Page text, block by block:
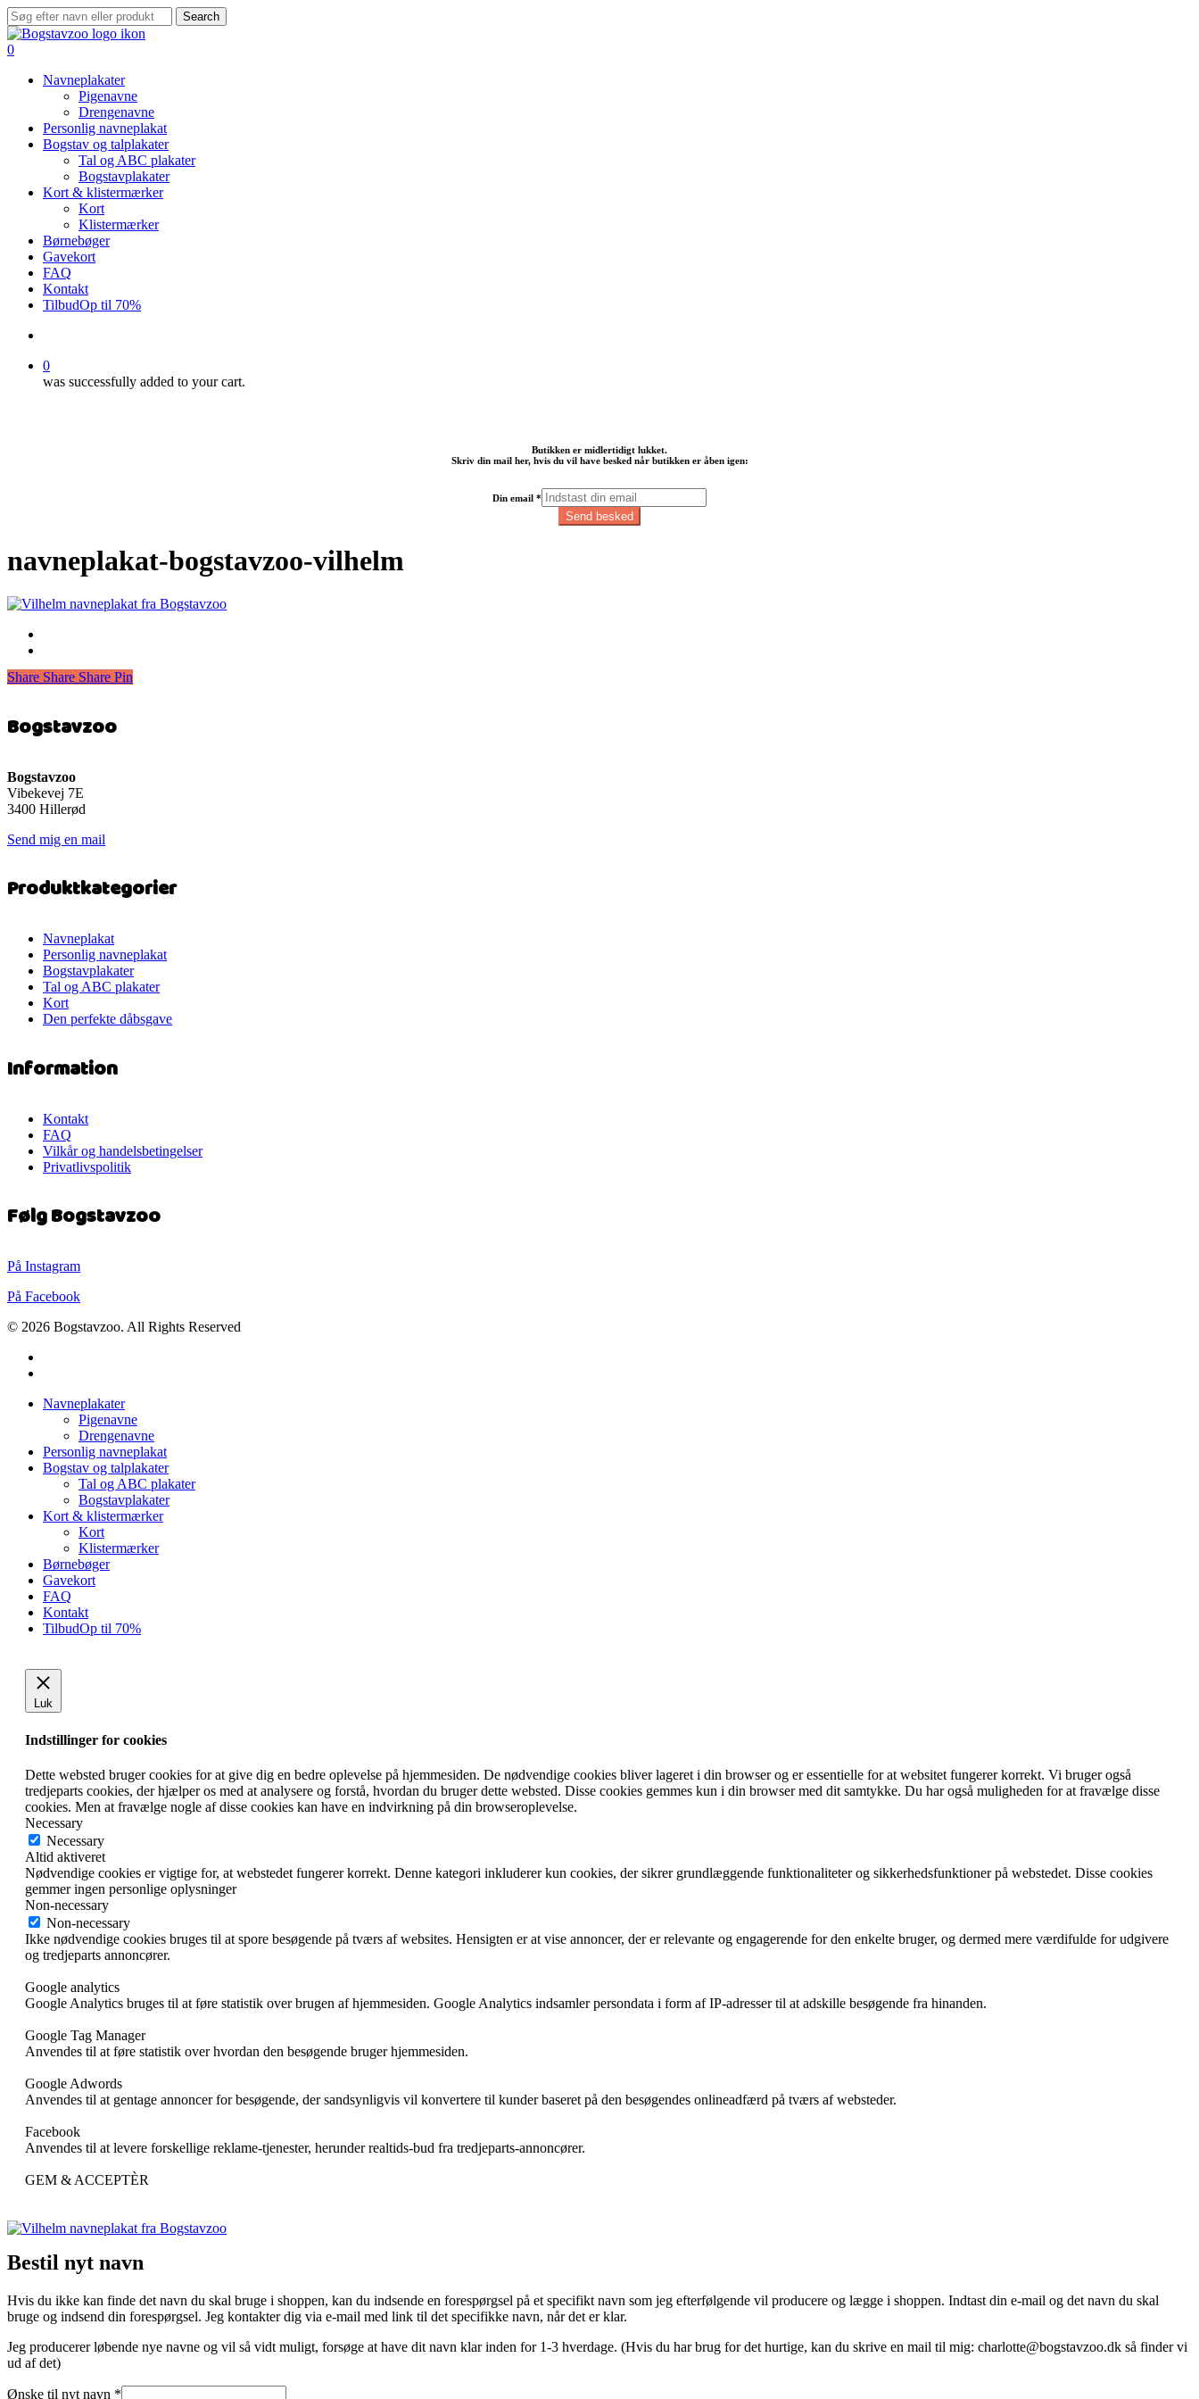
Skip
to
main
Search
Close
Search
search
0
Navneplakater
Pigenavne
Drengenavne
Personlig navneplakat
Bogstav og talplakater
Tal og ABC plakater
Bogstavplakater
Kort & klistermærker
Kort
Klistermærker
Børnebøger
Gavekort
FAQ
Kontakt
TilbudOp til 70%
0
was successfully added to your cart.
Butikken er midlertidigt lukket.
Skriv din mail her, hvis du vil have besked når butikken er åben igen:
Din
email
Din email *
Send besked
navneplakat-bogstavzoo-vilhelm
Share
Share Share Share Pin
Bogstavzoo
Bogstavzoo
Vibekevej 7E
3400 Hillerød
Send mig en mail
Produktkategorier
Navneplakat
Personlig navneplakat
Bogstavplakater
Tal og ABC plakater
Kort
Den perfekte dåbsgave
Information
Kontakt
FAQ
Vilkår og handelsbetingelser
Privatlivspolitik
Følg Bogstavzoo
På Instagram
På Facebook
© 2026 Bogstavzoo. All Rights Reserved
Close
Navneplakater
Pigenavne
Drengenavne
Personlig navneplakat
Bogstav og talplakater
Tal og ABC plakater
Bogstavplakater
Kort & klistermærker
Kort
Klistermærker
Børnebøger
Gavekort
FAQ
Kontakt
TilbudOp til 70%
Luk
Indstillinger for cookies
Dette websted bruger cookies for at give dig en bedre oplevelse på hjemmesiden. De nødvendige cookies bliver lageret i din browser og er essentielle for at websitet fungerer korrekt. Vi bruger også
tredjeparts cookies, der hjælper os med at analysere og forstå, hvordan du bruger dette websted. Disse cookies gemmes kun i din browser med dit samtykke. Du har også muligheden for at fravælge disse
cookies. Men at fravælge nogle af disse cookies kan have en indvirkning på din browseroplevelse.
Necessary
Necessary
Altid aktiveret
Nødvendige cookies er vigtige for, at webstedet fungerer korrekt. Denne kategori inkluderer kun cookies, der sikrer grundlæggende funktionaliteter og sikkerhedsfunktioner på webstedet. Disse cookies
gemmer ingen personlige oplysninger
Non-necessary
Non-necessary
Ikke nødvendige cookies bruges til at spore besøgende på tværs af websites. Hensigten er at vise annoncer, der er relevante og engagerende for den enkelte bruger, og dermed mere værdifulde for udgivere
og tredjeparts annoncører.
Google analytics
Google Analytics bruges til at føre statistik over brugen af hjemmesiden. Google Analytics indsamler persondata i form af IP-adresser til at adskille besøgende fra hinanden.
Google Tag Manager
Anvendes til at føre statistik over hvordan den besøgende bruger hjemmesiden.
Google Adwords
Anvendes til at gentage annoncer for besøgende, der sandsynligvis vil konvertere til kunder baseret på den besøgendes onlineadfærd på tværs af websteder.
Facebook
Anvendes til at levere forskellige reklame-tjenester, herunder realtids-bud fra tredjeparts-annoncører.
GEM & ACCEPTÈR
Bestil nyt navn
Hvis du ikke kan finde det navn du skal bruge i shoppen, kan du indsende en forespørgsel på et specifikt navn som jeg efterfølgende vil producere og lægge i shoppen. Indtast din e-mail og det navn du skal
bruge og indsend din forespørgsel. Jeg kontakter dig via e-mail med link til det specifikke navn, når det er klar.
Jeg producerer løbende nye navne og vil så vidt muligt, forsøge at have dit navn klar inden for 1-3 hverdage. (Hvis du har brug for det hurtige, kan du skrive en mail til mig: charlotte@bogstavzoo.dk så finder vi
ud af det)
Ønske til nyt navn *